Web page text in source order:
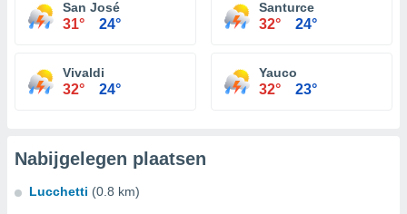
San José
31° 24°
Santurce
32° 24°
Vivaldi
32° 24°
Yauco
32° 23°
Nabijgelegen plaatsen
Lucchetti (0.8 km)